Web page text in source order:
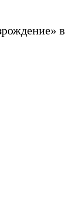
в